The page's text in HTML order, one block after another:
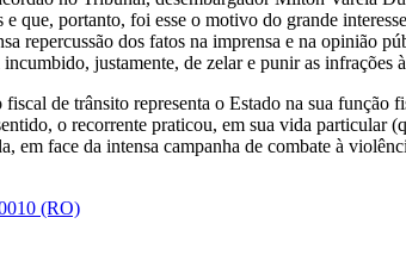
e que, portanto, foi esse o motivo do grande
repercussão dos fatos na imprensa e na opinião
justamente, de zelar e punir as
de trânsito representa o Estado na sua
o recorrente praticou, em sua vida
em face da intensa campanha de combate à
(RO)